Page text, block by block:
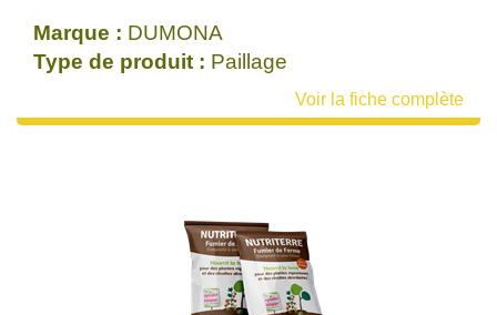
Marque : DUMONA
Type de produit : Paillage
Voir la fiche complète